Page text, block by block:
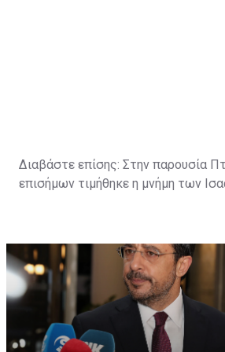
Διαβάστε επίσης: Στην παρουσία
επισήμων τιμήθηκε η μνήμη των